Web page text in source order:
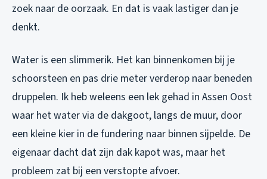
zoek naar de oorzaak. En dat is vaak lastiger dan je
denkt.
Water is een slimmerik. Het kan binnenkomen bij je
schoorsteen en pas drie meter verderop naar beneden
druppelen. Ik heb weleens een lek gehad in Assen Oost
waar het water via de dakgoot, langs de muur, door
een kleine kier in de fundering naar binnen sijpelde. De
eigenaar dacht dat zijn dak kapot was, maar het
probleem zat bij een verstopte afvoer.